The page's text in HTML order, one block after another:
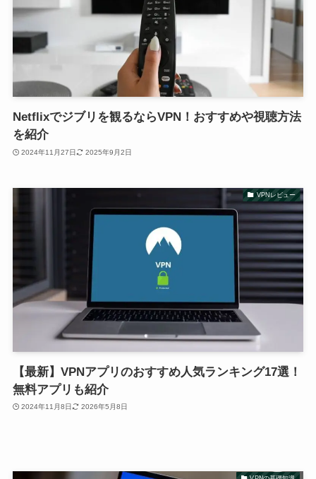
Netflixでジブリを観るならVPN！おすすめや視聴方法
を紹介
2024年11月27日 2025年9月2日
VPNレビュー
【最新】VPNアプリのおすすめ人気ランキング17選！
無料アプリも紹介
2024年11月8日 2026年5月8日